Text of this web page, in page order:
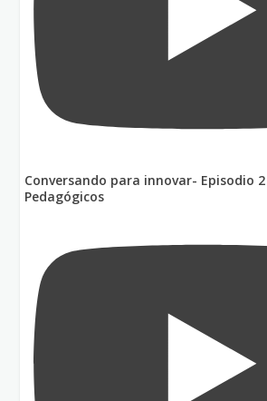
Conversando para innovar- Episodio
Pedagógicos